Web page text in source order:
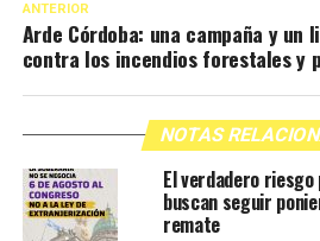
ANTERIOR
Arde Córdoba: una campaña y un
contra los incendios forestales y
NOTAS
El verdadero
buscan seguir
remate